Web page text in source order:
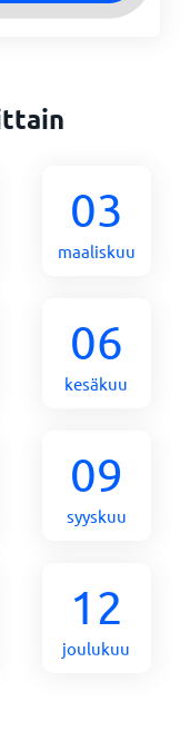
03
maaliskuu
06
kesäkuu
09
syyskuu
12
joulukuu